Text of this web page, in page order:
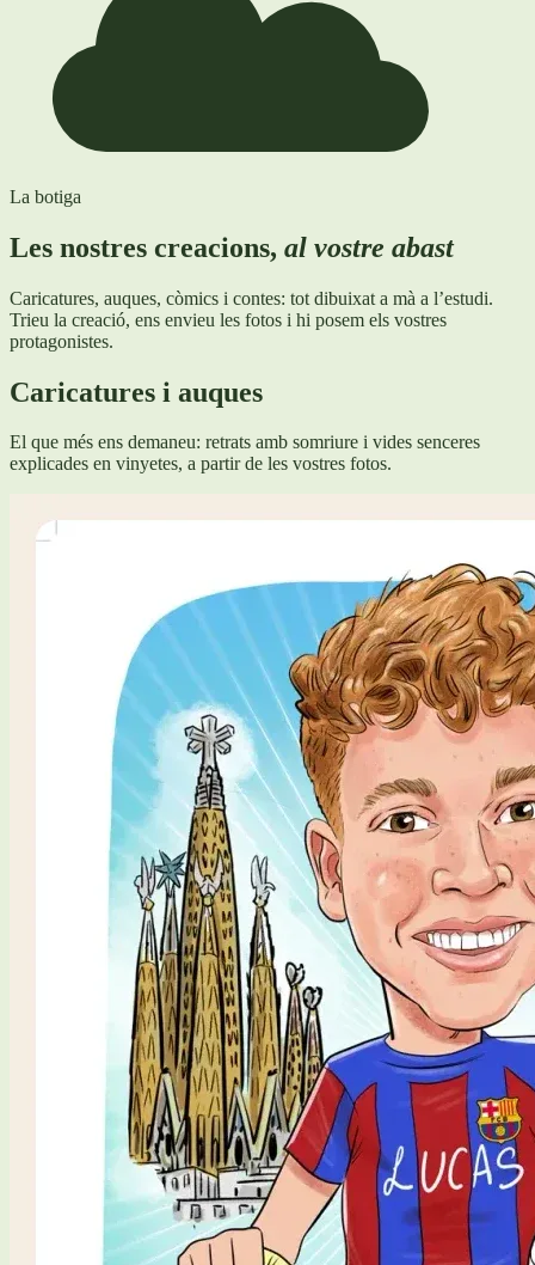
La botiga
Les nostres creacions, al vostre abast
Caricatures, auques, còmics i contes: tot dibuixat a mà a l’estudi.
Trieu la creació, ens envieu les fotos i hi posem els vostres
protagonistes.
Caricatures i auques
El que més ens demaneu: retrats amb somriure i vides senceres
explicades en vinyetes, a partir de les vostres fotos.